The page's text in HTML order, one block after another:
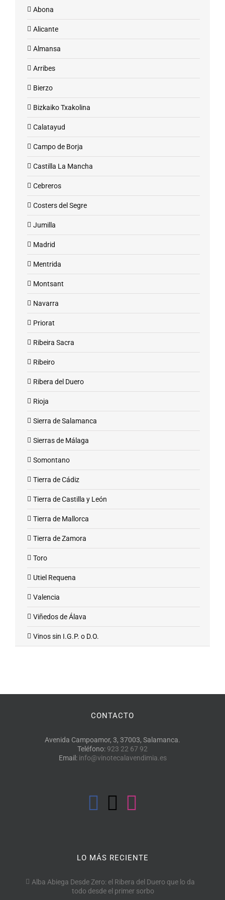
Abona
Alicante
Almansa
Arribes
Bierzo
Bizkaiko Txakolina
Calatayud
Campo de Borja
Castilla La Mancha
Cebreros
Costers del Segre
Jumilla
Madrid
Mentrida
Montsant
Navarra
Priorat
Ribeira Sacra
Ribeiro
Ribera del Duero
Rioja
Sierra de Salamanca
Sierras de Málaga
Somontano
Tierra de Cádiz
Tierra de Castilla y León
Tierra de Mallorca
Tierra de Zamora
Toro
Utiel Requena
Valencia
Viñedos de Álava
Vinos sin I.G.P. o D.O.
CONTACTO
Avenida Campoamor, 3, 37003, Salamanca.
Teléfono: 923 22 67 92
Email: info@vinotecalavendimia.es
LO MÁS RECIENTE
Alba Abiega Desde Zero: el Ribera del Duero que lo da
todo desde el primer sorbo